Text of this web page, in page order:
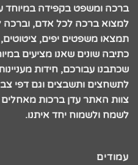
ברכה ומשפט בקפידה במיוחד
למצוא ברכה לכל אדם, וברכה
תמצאו משפטים יפים, ציטוטים,
כתיבה שונים שאנו מציעים
שכתבנו עבורכם, חידות
לתשחצים ותשבצים וגם דפי
צוות האתר עדן ברכות
לשמח ולשמוח יחד איתנו.
עמודים